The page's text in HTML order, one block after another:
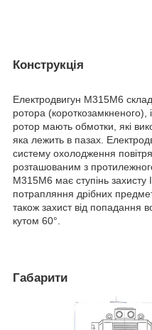
Конструкція
Електродвигун М315М6
ротора
ротор мають обмотки, які
яка лежить в пазах.
систему охолодження
розташованим з
М315М6 має ступінь захисту
потрапляння дрібних
також захист від попадання
кутом 60°.
Габарити